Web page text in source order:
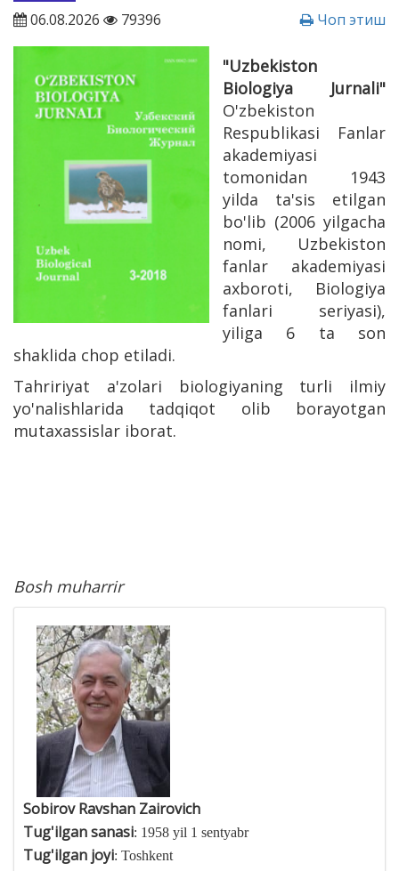
06.08.2026 79396 Чоп этиш
"Uzbekiston
Biologiya Jurnali"
O'zbekiston
Respublikasi Fanlar
akademiyasi
tomonidan 1943
yilda ta'sis etilgan
bo'lib (2006 yilgacha
nomi, Uzbekiston
fanlar akademiyasi
axboroti, Biologiya
fanlari seriyasi),
yiliga 6 ta son
shaklida chop etiladi.
Tahririyat a'zolari biologiyaning turli ilmiy
yo'nalishlarida tadqiqot olib borayotgan
mutaxassislar iborat.
Bosh muharrir
Sobirov Ravshan Zairovich
Tug'ilgan sanasi: 1958 yil 1 sentyabr
Tug'ilgan joyi: Toshkent